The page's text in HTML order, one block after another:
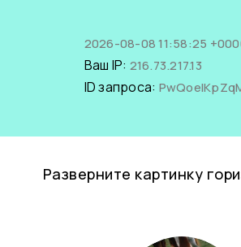
2026-08-08 11:58:25
Ваш IP: 216.73.217.13
ID запроса:
Разверните картинку